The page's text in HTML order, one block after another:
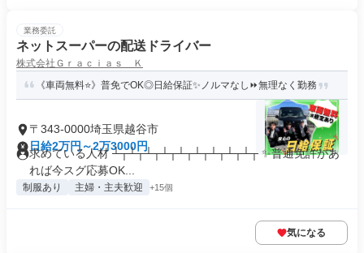
業務委託
ネットスーパーの配送ドライバー
株式会社Ｇｒａｃｉａｓ Ｋ
《車両無料⭐》普免でOK◎日給保証✨ノルマなし⏩無理なく勤務
〒343-0000埼玉県越谷市
日給2万円～2万3000円
求めている人材 ┴┬┴┬┴┬┴┬┴┬┴┬┴┬┴┬┴┬ ✨普通免許があ
れば今スグ応募OK...
制服あり 主婦・主夫歓迎 +15個
気になる